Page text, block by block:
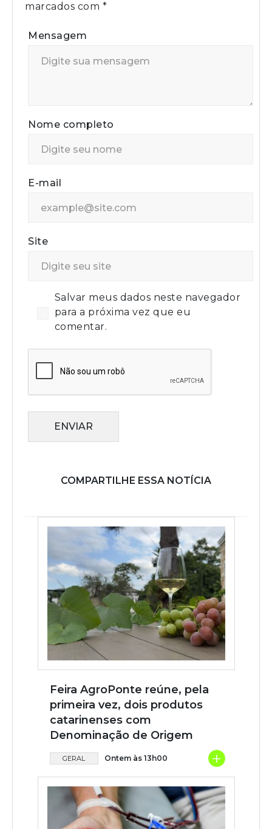
marcados com *
Mensagem
Nome completo
E-mail
Site
Salvar meus dados neste navegador
para a próxima vez que eu
comentar.
ENVIAR
COMPARTILHE ESSA NOTÍCIA
Feira AgroPonte reúne, pela
primeira vez, dois produtos
catarinenses com
Denominação de Origem
GERAL Ontem às 13h00 +